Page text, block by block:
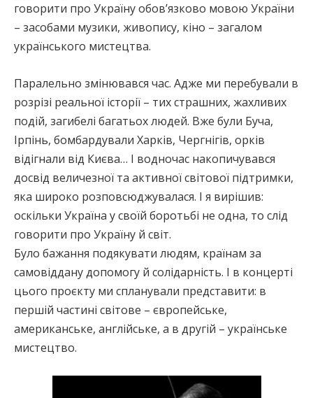
говорити про Україну обов’язково мовою України
– засобами музики, живопису, кіно – загалом
українського мистецтва.
Паралельно змінювався час. Адже ми перебували в
розрізі реальної історії – тих страшних, жахливих
подій, загибелі багатьох людей. Вже були Буча,
Ірпінь, бомбардували Харків, Чергнігів, орків
відігнали від Києва… І водночас накопичувався
досвід величезної та активної світової підтримки,
яка широко розповсюджувалася. І я вирішив:
оскільки Україна у своїй боротьбі не одна, то слід
говорити про Україну й світ.
Було бажання подякувати людям, країнам за
самовіддану допомогу й солідарність. І в концерті
цього проєкту ми спланували представити: в
першій частині світове – європейське,
американське, англійське, а в другій – українське
мистецтво.